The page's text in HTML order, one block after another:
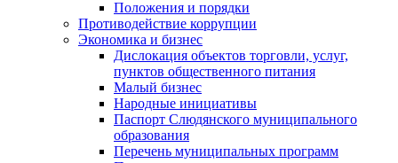
Положения и порядки
Противодействие коррупции
Экономика и бизнес
Дислокация объектов торговли, услуг,
пунктов общественного питания
Малый бизнес
Народные инициативы
Паспорт Слюдянского муниципального
образования
Перечень муниципальных программ